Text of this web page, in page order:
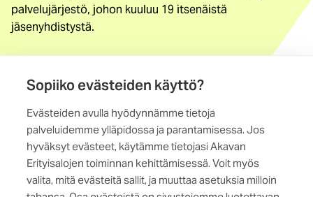
Sopiiko evästeiden käyttö?
Evästeiden avulla hyödynnämme tietoja
palveluidemme ylläpidossa ja parantamisessa. Jos
hyväksyt evästeet, käytämme tietojasi Akavan
Erityisalojen toiminnan kehittämisessä. Voit myös
valita, mitä evästeitä sallit, ja muuttaa asetuksia milloin
palvelujärjestö, johon kuuluu 19 itsenäistä
jäsenyhdistystä.
Löydä jäsenyhdistys
Yhteystiedot
Maistraatinportti 4 A, 6. krs
00240 Helsinki
Kaikki yhteystiedot